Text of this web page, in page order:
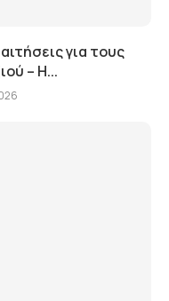
για τους
– Η...